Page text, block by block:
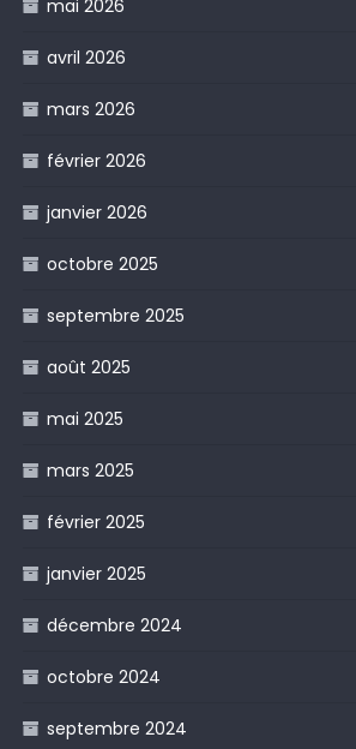
mai 2026
avril 2026
mars 2026
février 2026
janvier 2026
octobre 2025
septembre 2025
août 2025
mai 2025
mars 2025
février 2025
janvier 2025
décembre 2024
octobre 2024
septembre 2024